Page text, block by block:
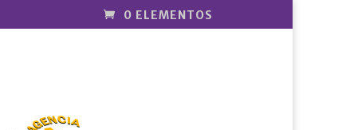
0 ELEMENTOS
AGENCIA